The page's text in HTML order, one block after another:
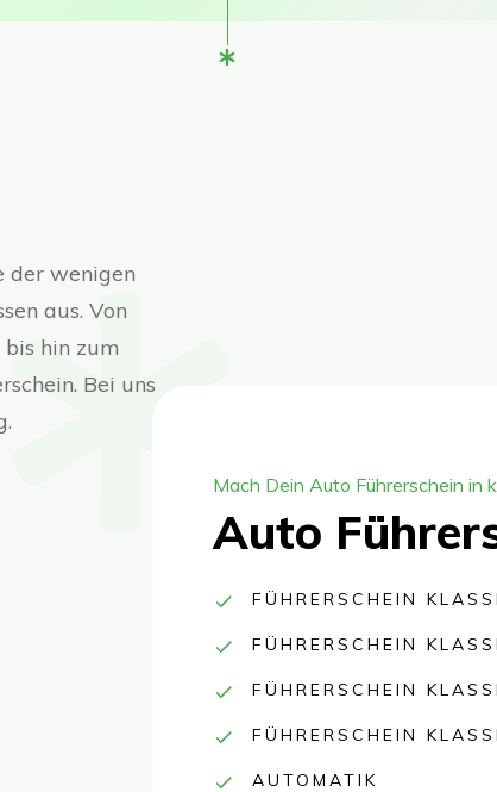
der wenigen
aus. Von
hin zum
Bei uns
Mach Dein Auto Führerschein in
Auto
FÜHRERSCHEIN
FÜHRERSCHEIN
FÜHRERSCHEIN
FÜHRERSCHEIN
AUTOMATIK